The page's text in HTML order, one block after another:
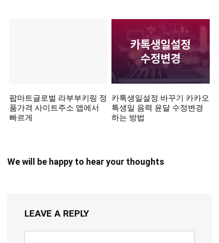
팝마트글로벌 라부부키링 정
품가격 사이트주소 앱에서
빠르게
카톡생일설정 바꾸기 카카오
톡생일 음력 윤달 수정변경
하는 방법
We will be happy to hear your thoughts
LEAVE A REPLY